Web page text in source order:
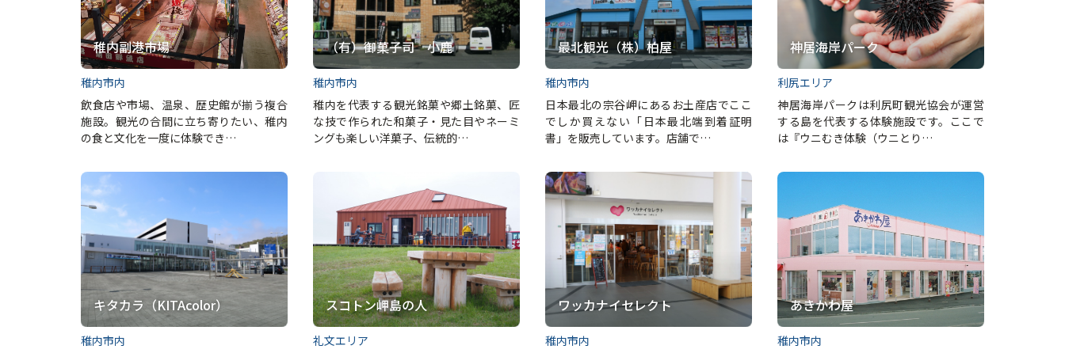
稚内副港市場
稚内市内
飲食店や市場、温泉、歴史館が揃う複合
施設。観光の合間に立ち寄りたい、稚内
の食と文化を一度に体験でき…
（有）御菓子司 小鹿
稚内市内
稚内を代表する観光銘菓や郷土銘菓、匠
な技で作られた和菓子・見た目やネーミ
ングも楽しい洋菓子、伝統的…
最北観光（株）柏屋
稚内市内
日本最北の宗谷岬にあるお土産店でここ
でしか買えない「日本最北端到着証明
書」を販売しています。店舗で…
神居海岸パーク
利尻エリア
神居海岸パークは利尻町観光協会が運営
する島を代表する体験施設です。ここで
は『ウニむき体験（ウニとり…
キタカラ（KITAcolor）
稚内市内
スコトン岬島の人
礼文エリア
ワッカナイセレクト
稚内市内
あきかわ屋
稚内市内